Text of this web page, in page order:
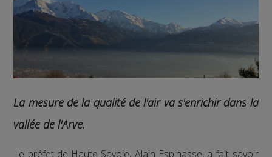
La mesure de la qualité de l'air va s'enrichir dans la
vallée de l'Arve.
Le préfet de Haute-Savoie, Alain Espinasse, a fait savoir